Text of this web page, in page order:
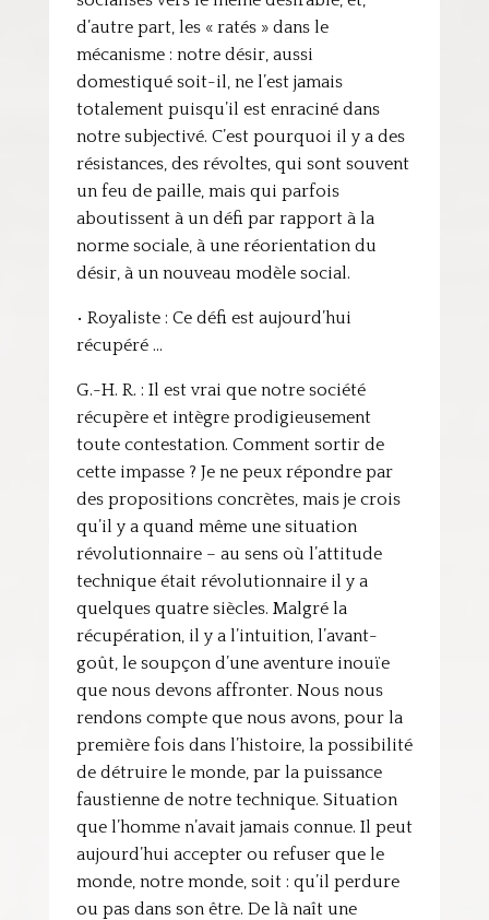
d’autre part, les « ratés » dans le
mécanisme : notre désir, aussi
domestiqué soit-il, ne l’est jamais
totalement puisqu’il est enraciné dans
notre subjectivé. C’est pourquoi il y a des
résistances, des révoltes, qui sont souvent
un feu de paille, mais qui parfois
aboutissent à un défi par rapport à la
norme sociale, à une réorientation du
désir, à un nouveau modèle social.
• Royaliste : Ce défi est aujourd’hui
récupéré …
G.-H. R. : Il est vrai que notre société
récupère et intègre prodigieusement
toute contestation. Comment sortir de
cette impasse ? Je ne peux répondre par
des propositions concrètes, mais je crois
qu’il y a quand même une situation
révolutionnaire – au sens où l’attitude
technique était révolutionnaire il y a
quelques quatre siècles. Malgré la
récupération, il y a l’intuition, l’avant-
goût, le soupçon d’une aventure inouïe
que nous devons affronter. Nous nous
rendons compte que nous avons, pour la
première fois dans l’histoire, la possibilité
de détruire le monde, par la puissance
faustienne de notre technique. Situation
que l’homme n’avait jamais connue. Il peut
aujourd’hui accepter ou refuser que le
monde, notre monde, soit : qu’il perdure
ou pas dans son être. De là naît une